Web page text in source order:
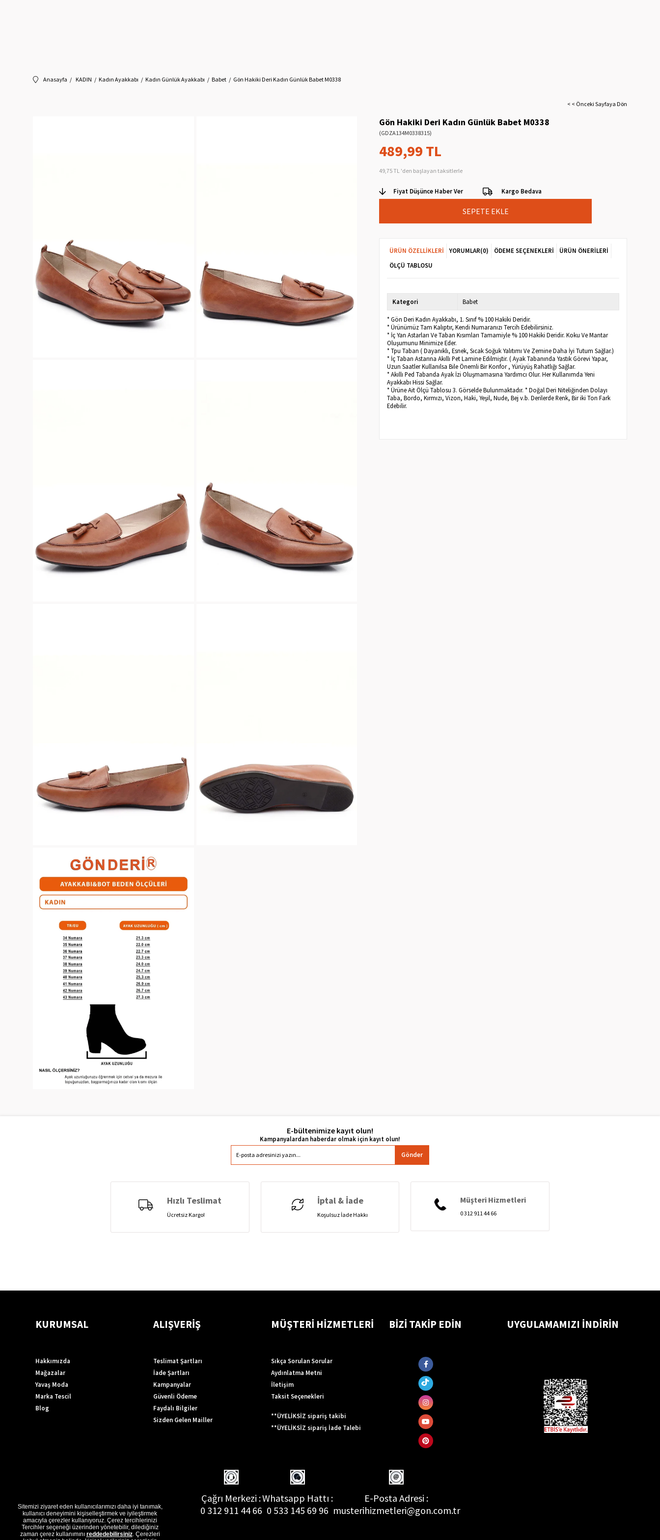
Anasayfa KADIN Kadın Ayakkabı Kadın Günlük Ayakkabı Babet Gön Hakiki Deri Kadın Günlük Babet M0338
< < Önceki Sayfaya Dön
Gön Hakiki Deri Kadın Günlük Babet M0338
(GDZA134M0338315)
489,99 TL
49,75 TL 'den başlayan taksitlerle
Fiyat Düşünce Haber Ver Kargo Bedava
ÜRÜN ÖZELLIKLERI YORUMLAR(0) ÖDEME SEÇENEKLERI
ÜRÜN ÖNERILERI
ÖLÇÜ TABLOSU
Kategori Babet
* Gön Deri Kadın Ayakkabı, 1. Sınıf % 100 Hakiki Deridir.
* Ürünümüz Tam Kalıptır, Kendi Numaranızı Tercih Edebilirsiniz.
* İç Yan Astarları Ve Taban Kısımları Tamamiyle % 100 Hakiki Deridir. Koku Ve Mantar
Oluşumunu Minimize Eder.
* Tpu Taban ( Dayanıklı, Esnek, Sıcak Soğuk Yalıtımı Ve Zemine Daha İyi Tutum Sağlar.)
* İç Taban Astarına Akıllı Pet Lamine Edilmiştir. ( Ayak Tabanında Yastık Görevi Yapar,
Uzun Saatler Kullanılsa Bile Önemli Bir Konfor , Yürüyüş Rahatlığı Sağlar.
* Akıllı Ped Tabanda Ayak İzi Oluşmamasına Yardımcı Olur. Her Kullanımda Yeni
Ayakkabı Hissi Sağlar.
* Ürüne Ait Ölçü Tablosu 3. Görselde Bulunmaktadır. * Doğal Deri Niteliğinden Dolayı
Taba, Bordo, Kırmızı, Vizon, Haki, Yeşil, Nude, Bej v.b. Derilerde Renk, Bir iki Ton Fark
Edebilir.
E-bültenimize kayıt olun!
Gönder
Hızlı Teslimat
Ücretsiz Kargo!
İptal & İade
Koşulsuz İade Hakkı
Müşteri Hizmetleri
0 312 911 44 66
KURUMSAL
Hakkımızda
Mağazalar
Yavaş Moda
Marka Tescil
Blog
ALIŞVERİŞ
Teslimat Şartları
İade Şartları
Kampanyalar
Güvenli Ödeme
Faydalı Bilgiler
Sizden Gelen Mailler
MÜŞTERİ HİZMETLERİ
Sıkça Sorulan Sorular
Aydınlatma Metni
İletişim
Taksit Seçenekleri
**ÜYELİKSİZ sipariş takibi
**ÜYELİKSİZ sipariş İade Talebi
BİZİ TAKİP EDİN UYGULAMAMIZI İNDİRİN
Çağrı Merkezi :
0 312 911 44 66
Whatsapp Hattı :
0 533 145 69 96
E-Posta Adresi :
musterihizmetleri@gon.com.tr
Sitemizi ziyaret eden kullanıcılarımızı daha iyi tanımak,
kullanıcı deneyimini kişiselleştirmek ve iyileştirmek
amacıyla çerezler kullanıyoruz. Çerez tercihlerinizi
Tercihler seçeneği üzerinden yönetebilir, dilediğiniz
zaman çerez kullanımını reddedebilirsiniz. Çerezleri